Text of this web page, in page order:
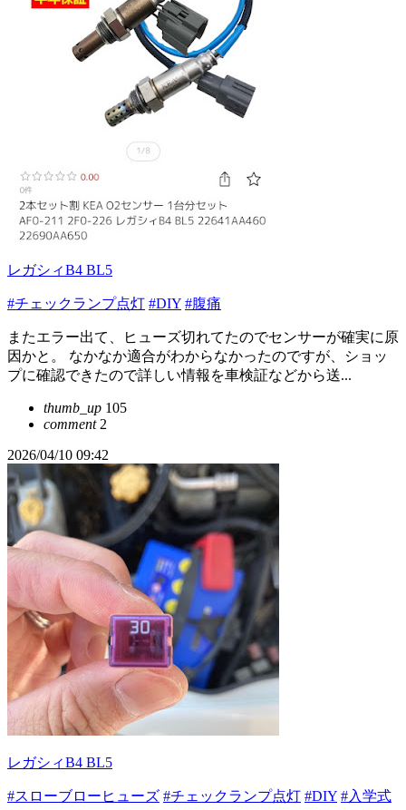
レガシィB4 BL5
#チェックランプ点灯 #DIY #腹痛
またエラー出て、ヒューズ切れてたのでセンサーが確実に原
因かと。 なかなか適合がわからなかったのですが、ショッ
プに確認できたので詳しい情報を車検証などから送...
thumb_up 105
comment2
2026/04/10 09:42
レガシィB4 BL5
#スローブローヒューズ #チェックランプ点灯 #DIY #入学式